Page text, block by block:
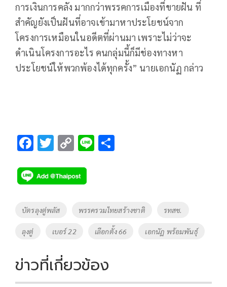
การเงินการคลัง มากกว่าพรรคการเมืองที่ขายฝัน ที่
สำคัญยังเป็นฝันที่อาจเข้ามาหาประโยชน์จาก
โครงการเหมือนในอดีตที่ผ่านมา เพราะไม่ว่าจะ
ดำเนินโครงการอะไร คนกลุ่มนี้ก็มีช่องทางหา
ประโยชน์ให้พวกพ้องได้ทุกครั้ง” นายเอกนัฏ กล่าว
F
e
b
o
T
tt
er
C
p
y
Li
n
k
Li
Tags
บัตรลุงตู่พลัส พรรครวมไทยสร้างชาติ รทสช.
ลุงตู่ เบอร์ 22 เลือกตั้ง 66 เอกนัฏ พร้อมพันธุ์
ข่าวที่เกี่ยวข้อง